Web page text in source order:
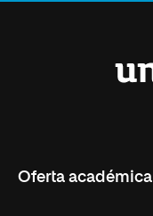
Oferta académica